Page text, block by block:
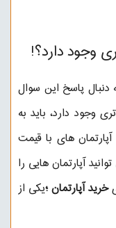
وجود دارد؟!
دنبال پاسخ این سوال
وجود دارد، باید به
های با قیمت
آپارتمان هایی را
خرید آپارتمان ؛یکی از